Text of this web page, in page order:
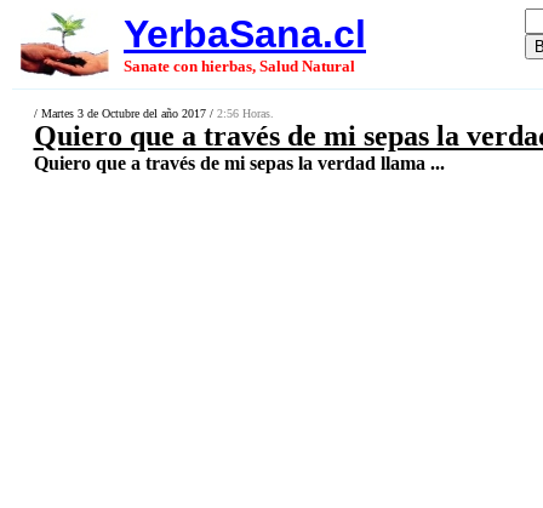
YerbaSana.cl
Sanate con hierbas, Salud Natural
/ Martes 3 de Octubre del año 2017 / 2:56 Horas.
Quiero que a través de mi sepas la
Quiero que a través de mi sepas la verdad llama ...